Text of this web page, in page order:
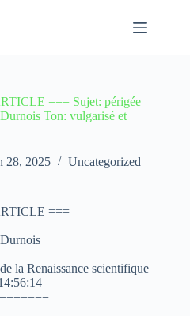
=== Sujet: périgée
Ton: vulgarisé et
28, 2025 Uncategorized
===
la Renaissance scientifique